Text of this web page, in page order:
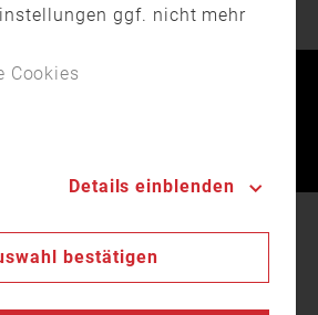
ggf. nicht mehr
zur Verwendung
Daten
Cookies
Details einblenden
bestätigen
Cookies auf unserer Webseite.